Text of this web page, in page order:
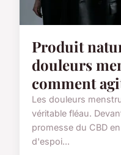
Produit
douleurs
comment
Les douleurs
véritable fléau.
promesse du CBD
d'espoi...